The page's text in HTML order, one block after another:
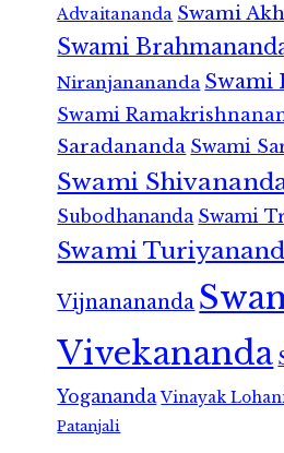
Advaitananda Swami
Swami
Niranjanananda Swami
Swami
Saradananda Swami
Swami
Subodhananda Swami
Swami
Vijnanananda
Vivekananda
Yogananda Vinayak
Patanjali